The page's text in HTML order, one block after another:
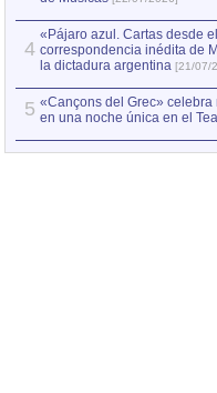
4
«Pájaro azul. Cartas desde
correspondencia inédita de
la dictadura argentina [21/07/
5 «Cançons del Grec»
en una noche única en el